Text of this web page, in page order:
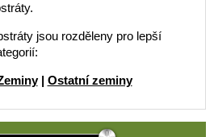
jsou rozděleny pro lepší
| Ostatní zeminy